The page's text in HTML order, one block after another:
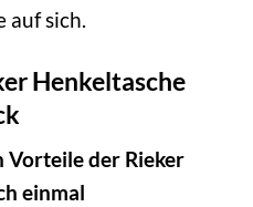
auf sich.
Henkeltasche
Vorteile der Rieker
einmal